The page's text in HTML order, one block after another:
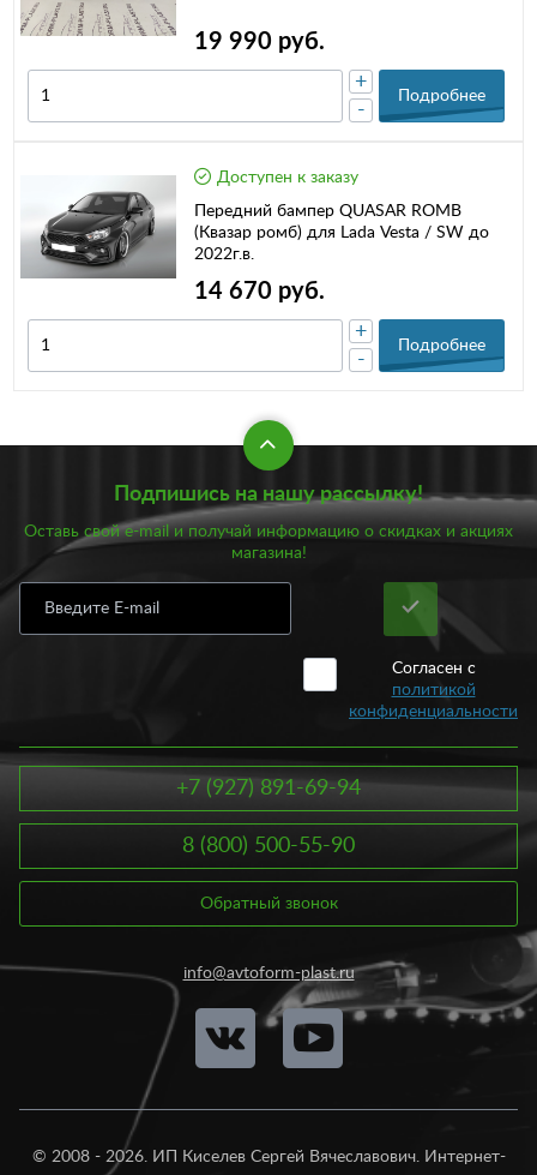
19 990 руб.
-
+
Подробнее
Доступен к заказу
Передний бампер QUASAR ROMB
(Квазар ромб) для Lada Vesta / SW до
2022г.в.
14 670 руб.
-
+
Подробнее
Подпишись на нашу рассылку!
Оставь свой e-mail и получай информацию о скидках и акциях
магазина!
Согласен с
политикой
конфиденциальности
+7 (927) 891-69-94
8 (800) 500-55-90
Обратный звонок
info@avtoform-plast.ru
© 2008 - 2026. ИП Киселев Сергей Вячеславович. Интернет-